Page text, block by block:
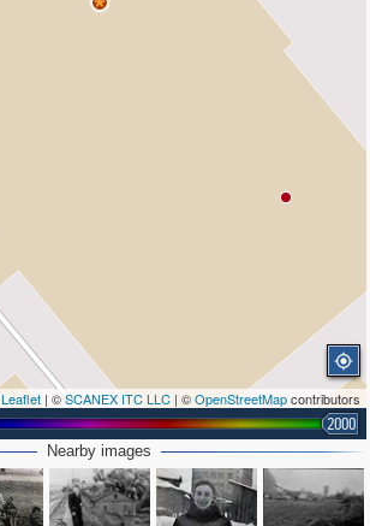
Leaflet | ©SCANEX ITC LLC | ©OpenStreetMapcontributors
2000
Nearby images